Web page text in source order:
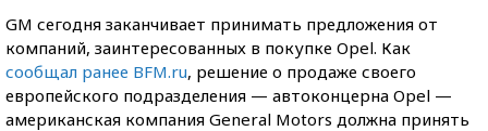
GM сегодня заканчивает принимать предложения от
компаний, заинтересованных в покупке Opel. Как
сообщал ранее BFM.ru, решение о продаже своего
европейского подразделения — автоконцерна Opel —
американская компания General Motors должна принять